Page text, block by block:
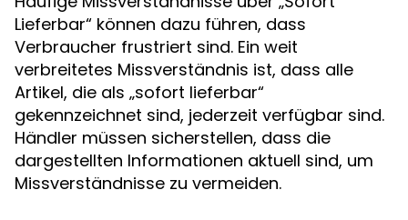
Lieferbar“ können dazu führen, dass
Verbraucher frustriert sind. Ein weit
verbreitetes Missverständnis ist, dass alle
Artikel, die als „sofort lieferbar“
gekennzeichnet sind, jederzeit verfügbar sind.
Händler müssen sicherstellen, dass die
dargestellten Informationen aktuell sind, um
Missverständnisse zu vermeiden.